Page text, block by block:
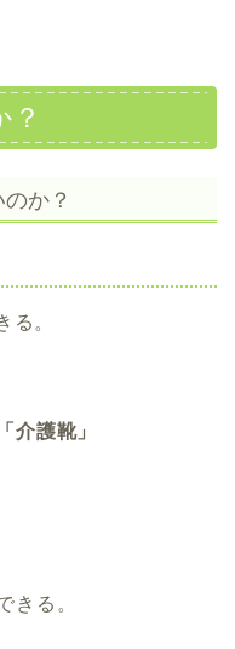
？
か？
る。
「介護靴」
きる。